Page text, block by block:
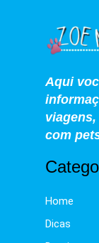
Aqui
com
Home
Dicas